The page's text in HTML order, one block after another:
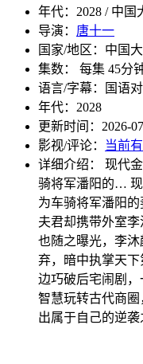
年代： 2028 / 中国
导演： 唐十一
国家/地区： 中国
集数：
每集 45分
语言/字幕：
国语
年代： 2028
更新时间： 2026-
影视/评论：
当前有
详细介绍：
现代
骑将军潘阳的…
为车骑将军潘阳的
夫君却携带外室
也随之曝光，李
弃，暗中执掌天
边巧破后宅闹剧
智慧玩转古代商
出属于自己的逆